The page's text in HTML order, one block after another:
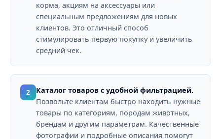
корма, акциям на аксессуары или
специальным предложениям для новых
клиентов. Это отличный способ
стимулировать первую покупку и увеличить
средний чек.
2
Каталог товаров с удобной фильтрацией.
Позвольте клиентам быстро находить нужные
товары по категориям, породам животных,
брендам и другим параметрам. Качественные
фотографии и подробные описания помогут